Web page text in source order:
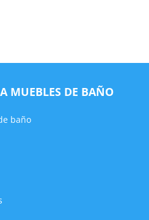
MUEBLES DE BAÑO
baño